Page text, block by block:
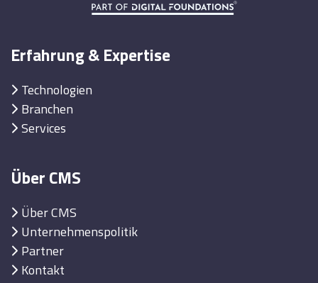
Erfahrung & Expertise
Technologien
Branchen
Services
Über CMS
Über CMS
Unternehmenspolitik
Partner
Kontakt